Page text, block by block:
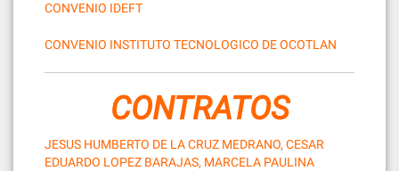
CONVENIO IDEFT
CONVENIO INSTITUTO TECNOLOGICO DE OCOTLAN
CONTRATOS
JESUS HUMBERTO DE LA CRUZ MEDRANO, CESAR
EDUARDO LOPEZ BARAJAS, MARCELA PAULINA